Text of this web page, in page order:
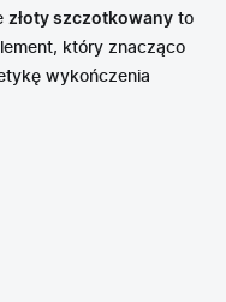
złoty szczotkowany to
który znacząco
wykończenia